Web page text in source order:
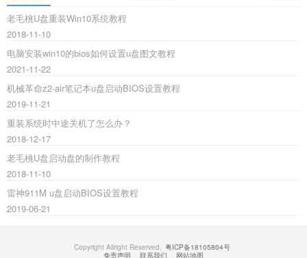
老毛桃U盘重装Win10系统教程
2018-11-10
电脑安装win10的bios如何设置u盘图文教程
2021-11-22
机械革命z2-air笔记本u盘启动BIOS设置教程
2019-11-21
重装系统时中途关机了怎么办？
2018-12-17
老毛桃U盘启动盘的制作教程
2018-11-10
雷神911M u盘启动BIOS设置教程
2019-06-21
Copyright Allright Reserved.
粤ICP备18105804号
免责声明
联系我们 网站地图